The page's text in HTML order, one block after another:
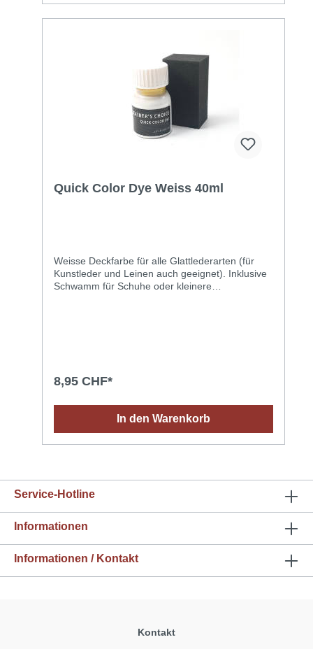
Quick Color Dye Weiss 40ml
Weisse Deckfarbe für alle Glattlederarten (für
Kunstleder und Leinen auch geeignet). Inklusive
Schwamm für Schuhe oder kleinere
8,95 CHF*
In den Warenkorb
Service-Hotline
Informationen
Informationen / Kontakt
Kontakt